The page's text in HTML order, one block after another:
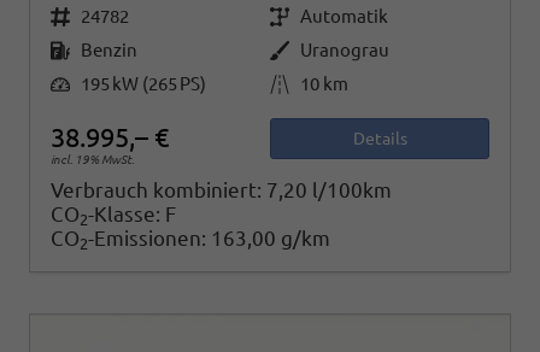
Fahrzeugnr. 24782 Getriebe Automatik
Kraftstoff Benzin Außenfarbe Uranograu
Leistung 195 kW (265 PS) Kilometerstand 10 km
38.995,– €
incl. 19% MwSt.
Details
Verbrauch kombiniert: 7,20 l/100km
CO2-Klasse: F
CO2-Emissionen: 163,00 g/km